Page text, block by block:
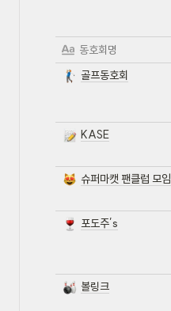
동호회명
골프동호회
KASE
슈퍼마캣 팬클럽 모임
포도주’s
볼링크